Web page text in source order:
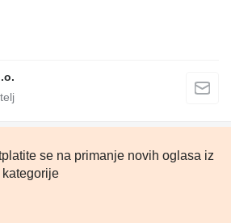
se na primanje novih oglasa iz
kategorije